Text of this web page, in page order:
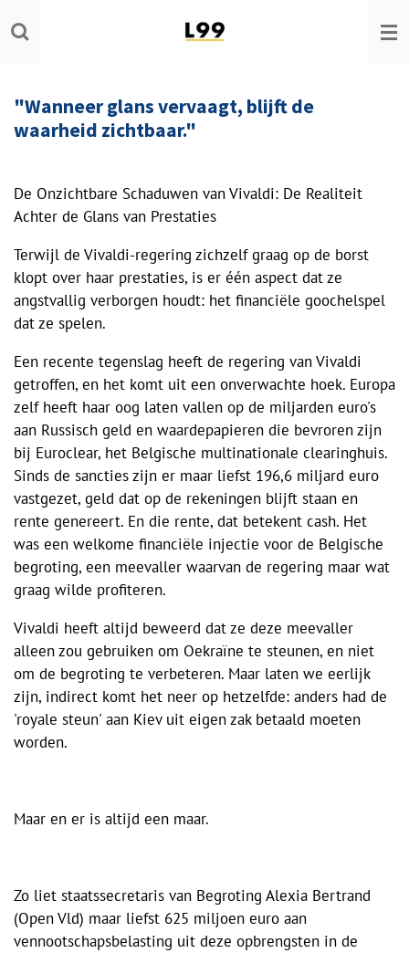
Ga
direct
hoofdinhoud
"Wanneer glans vervaagt, blijft de
waarheid zichtbaar."
De Onzichtbare Schaduwen van Vivaldi: De Realiteit
Achter de Glans van Prestaties
Terwijl de Vivaldi-regering zichzelf graag op de borst
klopt over haar prestaties, is er één aspect dat ze
angstvallig verborgen houdt: het financiële goochelspel
dat ze spelen.
Een recente tegenslag heeft de regering van Vivaldi
getroffen, en het komt uit een onverwachte hoek. Europa
zelf heeft haar oog laten vallen op de miljarden euro's
aan Russisch geld en waardepapieren die bevroren zijn
bij Euroclear, het Belgische multinationale clearinghuis.
Sinds de sancties zijn er maar liefst 196,6 miljard euro
vastgezet, geld dat op de rekeningen blijft staan en
rente genereert. En die rente, dat betekent cash. Het
was een welkome financiële injectie voor de Belgische
begroting, een meevaller waarvan de regering maar wat
graag wilde profiteren.
Vivaldi heeft altijd beweerd dat ze deze meevaller
alleen zou gebruiken om Oekraïne te steunen, en niet
om de begroting te verbeteren. Maar laten we eerlijk
zijn, indirect komt het neer op hetzelfde: anders had de
'royale steun' aan Kiev uit eigen zak betaald moeten
worden.
Maar en er is altijd een maar.
Zo liet staatssecretaris van Begroting Alexia Bertrand
(Open Vld) maar liefst 625 miljoen euro aan
vennootschapsbelasting uit deze opbrengsten in de